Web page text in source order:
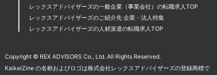
レックスアドバイザーズの一般企業（事業会社）の転職求人TOP
レックスアドバイザーズのご紹介先 企業・法人特集
レックスアドバイザーズの人材派遣の転職求人TOP
Copyright © REX ADVISORS Co., Ltd. All Rights Reserved.
KaikeiZine の名称およびロゴは株式会社レックスアドバイザーズの登録商標で